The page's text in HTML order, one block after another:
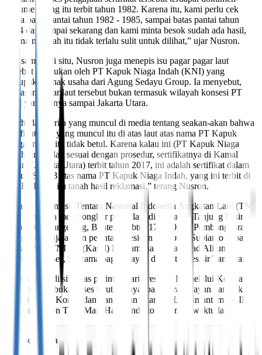
dokumen yang itu terbit tahun 1982. Karena itu, kami perlu cek
mana batas pantai tahun 1982 - 1985, sampai batas pantai tahun
2024 dan sampai sekarang dan kami minta besok sudah ada hasil,
karena masalah itu tidak terlalu sulit untuk dilihat,” ujar Nusron.
Tak sampai di situ, Nusron juga menepis isu pagar pagar laut
tersebut dilakukan oleh PT Kapuk Niaga Indah (KNI) yang
merupakan anak usaha dari Agung Sedayu Group. Ia menyebut,
kawasan pagar laut tersebut bukan termasuk wilayah konsesi PT
KNI yang hanya sampai Jakarta Utara.
“Terhadap berita yang muncul di media tentang seakan-akan bahwa
sertifikat atau yang muncul itu di atas laut atas nama PT Kapuk
Niaga Indah, itu tidak betul. Karena kalau ini (PT Kapuk Niaga
Indah) ini sudah sesuai dengan prosedur, sertifikatnya di Kamal
Muara (Jakarta Utara) terbit tahun 2017, ini adalah sertifikat dalam
bentuk SHGB atas nama PT Kapuk Niaga Indah, yang ini terbit di
atas HPL dan itu tanah hasil reklamasi,” terang Nusron.
Sebagai informasi, Tentara Nasional Indonesia Angkatan Laut (TNI
AL) berupaya membongkar pagar laut di kawasan Tanjung Pasir,
Kabupaten Tangerang, Banten, Sabtu (17/1/2025). Pembongkaran
ini untuk menjalankan perintah Presiden Prabowo Subianto kepada
Kepala Staf TNI AL (Kasal) Laksamana Muhammad Ali untuk
membuka akses, terutama bagi nelayan di sekitar pesisir Tangerang.
“Kami hadir di sini atas perintah dari presiden RI melalui Kepala
Staf AL membuka akses terutamanya, bagi para nelayan yang akan
melaut,” kata Komandan Pangkalan Utama AL (Danlantamal) III
Jakarta Brigjen TNI (Mar) Harry Indarto beberapa waktu lalu.
Baca Juga